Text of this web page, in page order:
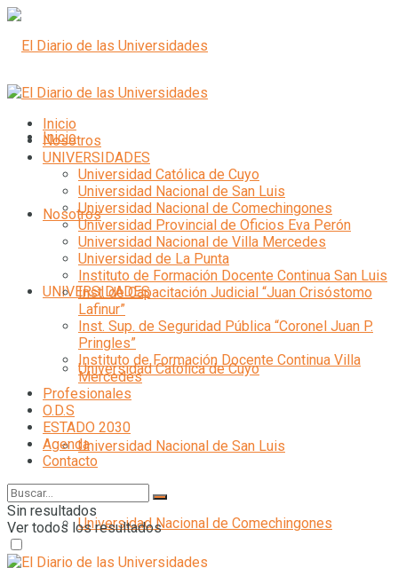
Inicio
Nosotros
UNIVERSIDADES
Universidad Católica de Cuyo
Universidad Nacional de San Luis
Universidad Nacional de Comechingones
Inicio
Nosotros
UNIVERSIDADES
Universidad Católica de Cuyo
Universidad Nacional de San Luis
Universidad Nacional de Comechingones
Universidad Provincial de Oficios Eva Perón
Universidad Nacional de Villa Mercedes
Universidad de La Punta
Instituto de Formación Docente Continua San Luis
Inst. de Capacitación Judicial “Juan Crisóstomo
Lafinur”
Inst. Sup. de Seguridad Pública “Coronel Juan P.
Pringles”
Instituto de Formación Docente Continua Villa
Mercedes
Profesionales
O.D.S
ESTADO 2030
Agenda
Contacto
Sin resultados
Ver todos los resultados